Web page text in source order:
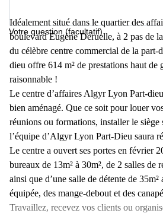
Votre question (facultatif)
Idéalement situé dans le quartier des
boulevard Eugène Deruelle, à 2 pas de
du célèbre centre commercial de la
dieu offre 614 m² de prestations haut de
raisonnable !
Le centre d’affaires Algyr Lyon Part-
bien aménagé. Que ce soit pour louer
réunions ou formations, installer le siège
l’équipe d’Algyr Lyon Part-Dieu saura
Le centre a ouvert ses portes en février
bureaux de 13m² à 30m², de 2 salles de
ainsi que d’une salle de détente de
équipée, des mange-debout et des
Travaillez, recevez vos clients ou